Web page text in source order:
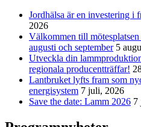
Jordhälsa är en investering i
2026
Välkommen till
augusti och september 5
Utveckla din
regionala producentträffar!
Lantbruket lyfts fram som
energisystem 7 juli, 2026
Save the date: Lamm 2026 7